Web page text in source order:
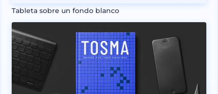
Tableta sobre un fondo blanco